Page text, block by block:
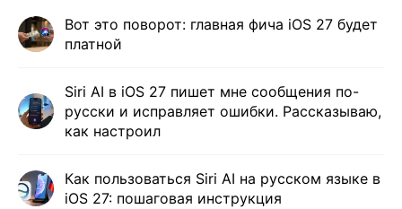
Вот это поворот: главная фича iOS 27 будет
платной
Siri AI в iOS 27 пишет мне сообщения по-
русски и исправляет ошибки. Рассказываю,
как настроил
Как пользоваться Siri AI на русском языке в
iOS 27: пошаговая инструкция